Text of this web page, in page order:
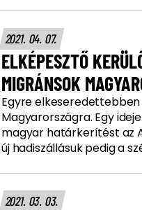
2021. 04. 07.
ELKÉPESZTŐ
MIGRÁNSOK
Egyre
Magyarországra. Egy
magyar határkerítést az
új hadiszállásuk pedig a
2021. 03. 03.